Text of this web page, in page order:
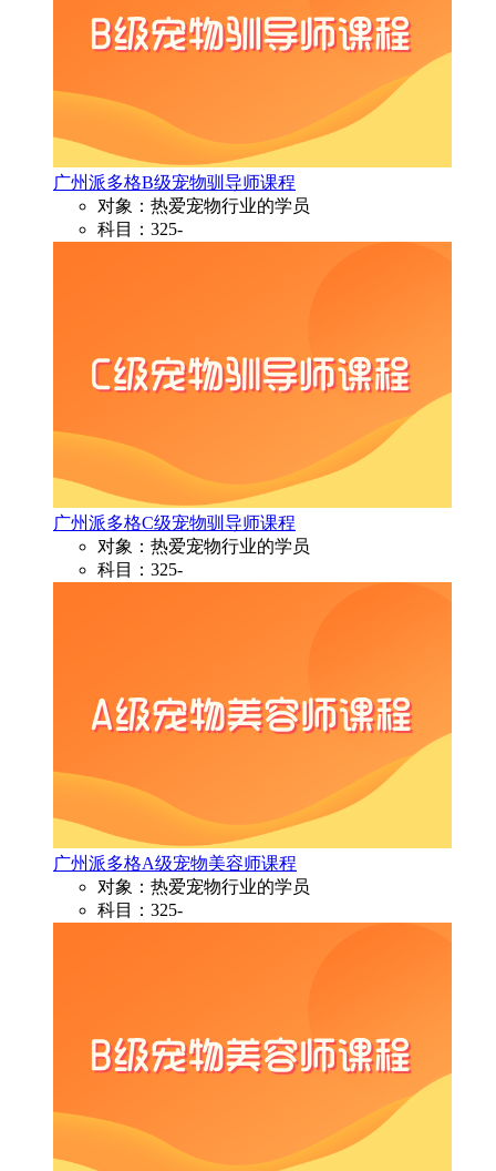
广州派多格B级宠物驯导师课程
对象：热爱宠物行业的学员
科目：325-
广州派多格C级宠物驯导师课程
对象：热爱宠物行业的学员
科目：325-
广州派多格A级宠物美容师课程
对象：热爱宠物行业的学员
科目：325-